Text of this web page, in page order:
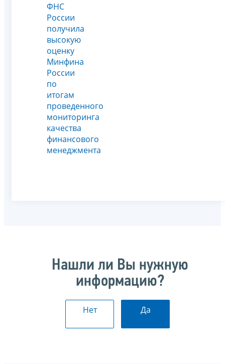
ФНС
России
получила
высокую
оценку
Минфина
России
по
итогам
проведенного
мониторинга
качества
финансового
менеджмента
Нашли ли Вы нужную
информацию?
Нет Да